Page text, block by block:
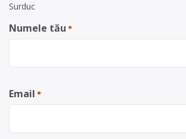
Surduc
Numele tău *
Email *